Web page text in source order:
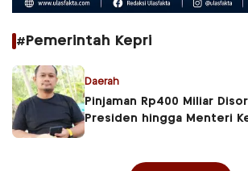
#Pemerintah Kepri
Daerah
Pinjaman Rp400 Miliar
Presiden hingga Menteri